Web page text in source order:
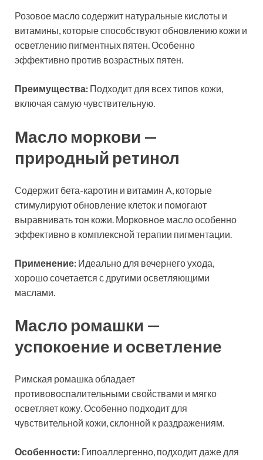
Розовое масло содержит натуральные кислоты и
витамины, которые способствуют обновлению кожи и
осветлению пигментных пятен. Особенно
эффективно против возрастных пятен.
Преимущества: Подходит для всех типов кожи,
включая самую чувствительную.
Масло моркови —
природный ретинол
Содержит бета-каротин и витамин A, которые
стимулируют обновление клеток и помогают
выравнивать тон кожи. Морковное масло особенно
эффективно в комплексной терапии пигментации.
Применение: Идеально для вечернего ухода,
хорошо сочетается с другими осветляющими
маслами.
Масло ромашки —
успокоение и осветление
Римская ромашка обладает
противовоспалительными свойствами и мягко
осветляет кожу. Особенно подходит для
чувствительной кожи, склонной к раздражениям.
Особенности: Гипоаллергенно, подходит даже для